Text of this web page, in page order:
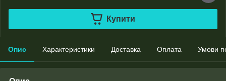
Купити
Опис Характеристики Доставка Оплата Умови